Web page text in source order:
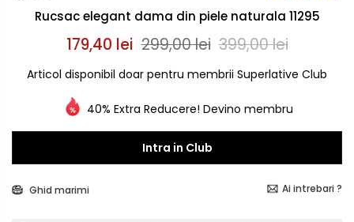
Rucsac elegant dama din piele naturala 11295
179,40 lei 299,00 lei 399,00 lei
Articol disponibil doar pentru membrii Superlative Club
40% Extra Reducere! Devino membru
Intra in Club
Ghid marimi Ai intrebari ?